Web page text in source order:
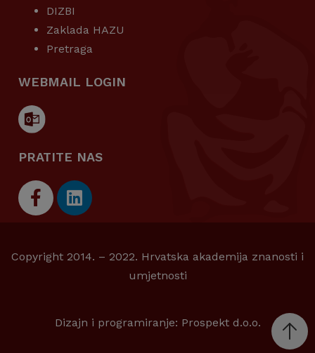
DIZBI
Zaklada HAZU
Pretraga
WEBMAIL LOGIN
PRATITE NAS
Copyright 2014. – 2022. Hrvatska akademija znanosti i
umjetnosti
Dizajn i programiranje: Prospekt d.o.o.